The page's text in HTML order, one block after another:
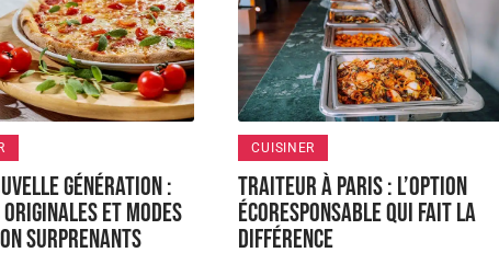
génération :
et modes
surprenants
CUISINER
Traiteur à Paris : l’option
écoresponsable qui fait la
différence